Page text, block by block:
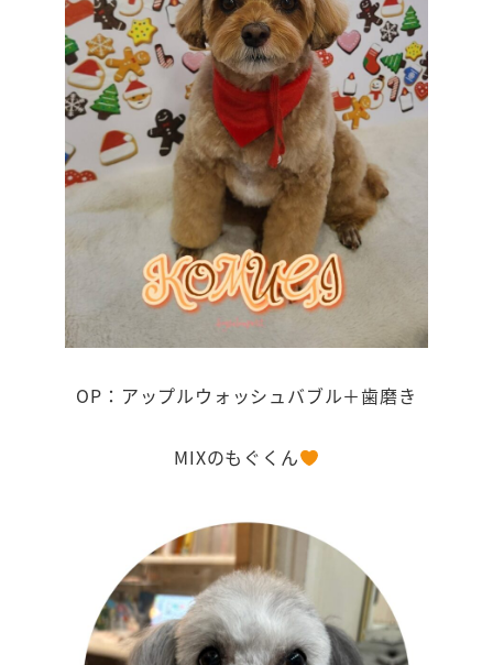
OP：アップルウォッシュバブル＋歯磨き
MIXのもぐくん